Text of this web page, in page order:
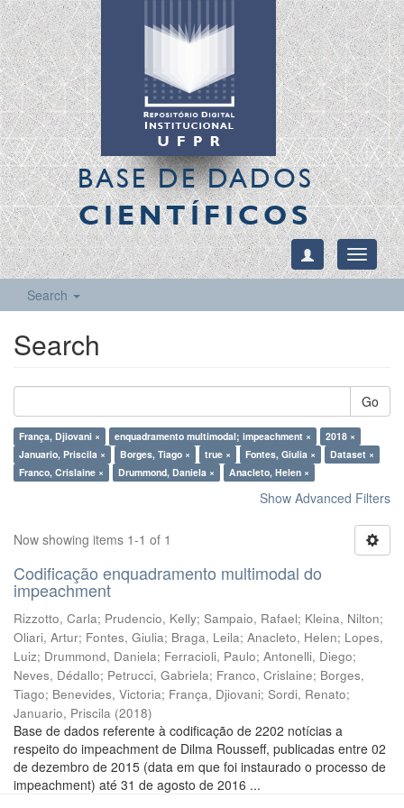
BASE DE DADOS
CIENTÍFICOS
Toggle
Search
Search
Go
França, Djiovani × enquadramento multimodal; impeachment ×
2018 ×
Januario, Priscila ×
Borges, Tiago × true × Fontes, Giulia ×
Dataset ×
Franco, Crislaine ×
Drummond, Daniela × Anacleto, Helen ×
Show Advanced Filters
Now showing items 1-1 of 1
Codificação enquadramento multimodal do
impeachment
Rizzotto, Carla; Prudencio, Kelly; Sampaio, Rafael; Kleina, Nilton;
Oliari, Artur; Fontes, Giulia; Braga, Leila; Anacleto, Helen; Lopes,
Luiz; Drummond, Daniela; Ferracioli, Paulo; Antonelli, Diego;
Neves, Dédallo; Petrucci, Gabriela; Franco, Crislaine; Borges,
Tiago; Benevides, Victoria; França, Djiovani; Sordi, Renato;
Januario, Priscila (2018)
Base de dados referente à codificação de 2202 notícias a
respeito do impeachment de Dilma Rousseff, publicadas entre 02
de dezembro de 2015 (data em que foi instaurado o processo de
impeachment) até 31 de agosto de 2016 ...